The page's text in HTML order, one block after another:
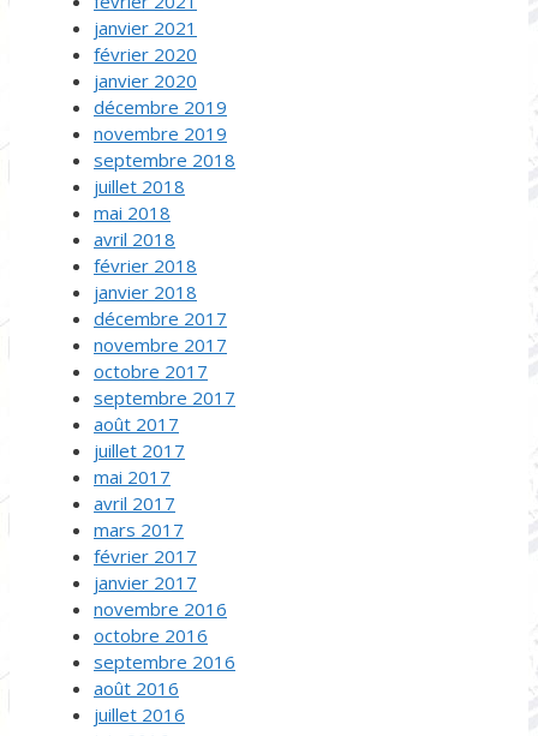
janvier 2021
février 2020
janvier 2020
décembre 2019
novembre 2019
septembre 2018
juillet 2018
mai 2018
avril 2018
février 2018
janvier 2018
décembre 2017
novembre 2017
octobre 2017
septembre 2017
août 2017
juillet 2017
mai 2017
avril 2017
mars 2017
février 2017
janvier 2017
novembre 2016
octobre 2016
septembre 2016
août 2016
juillet 2016